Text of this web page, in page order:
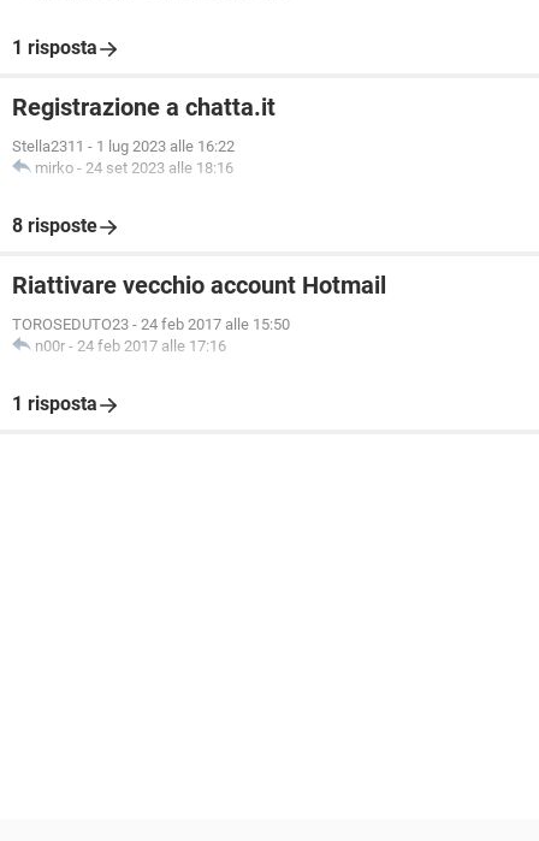
1 risposta
Registrazione a chatta.it
Stella2311 - 1 lug 2023 alle 16:22
mirko - 24 set 2023 alle 18:16
8 risposte
Riattivare vecchio account Hotmail
TOROSEDUTO23 - 24 feb 2017 alle 15:50
n00r - 24 feb 2017 alle 17:16
1 risposta